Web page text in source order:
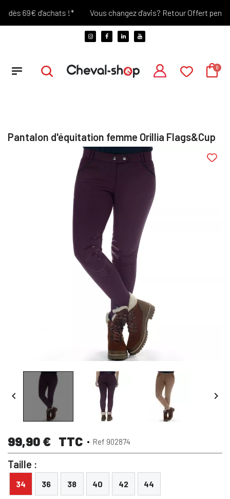
69€ d'achats !* Vous changez d'avis? Retour Offert
Pantalon d'équitation femme Orillia Flags&Cup
 
99,90 € TTC Ref 902874
Taille :
34 36 38 40 42 44